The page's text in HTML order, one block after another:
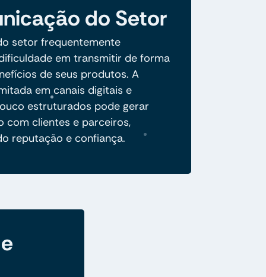
do Setor
setor frequentemente
em transmitir de forma
de seus produtos. A
em canais digitais e
estruturados pode gerar
com clientes e parceiros,
reputação e confiança.